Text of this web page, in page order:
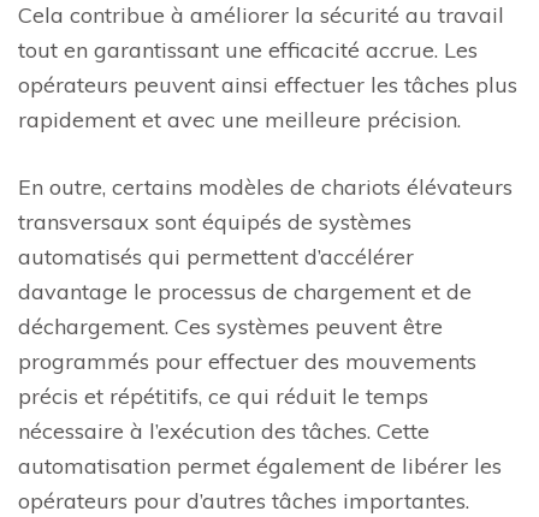
Cela contribue à améliorer la sécurité au travail
tout en garantissant une efficacité accrue. Les
opérateurs peuvent ainsi effectuer les tâches plus
rapidement et avec une meilleure précision.
En outre, certains modèles de chariots élévateurs
transversaux sont équipés de systèmes
automatisés qui permettent d’accélérer
davantage le processus de chargement et de
déchargement. Ces systèmes peuvent être
programmés pour effectuer des mouvements
précis et répétitifs, ce qui réduit le temps
nécessaire à l’exécution des tâches. Cette
automatisation permet également de libérer les
opérateurs pour d’autres tâches importantes.